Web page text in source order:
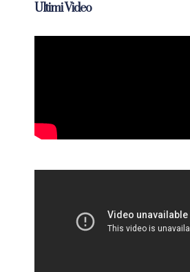
Ultimi Video